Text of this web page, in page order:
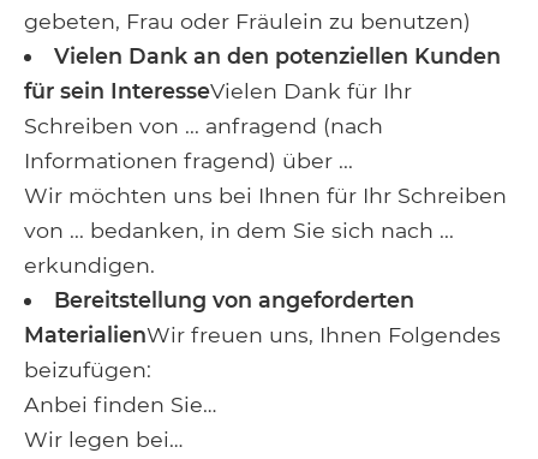
gebeten, Frau oder Fräulein zu benutzen)
Vielen Dank an den potenziellen Kunden
für sein InteresseVielen Dank für Ihr
Schreiben von ... anfragend (nach
Informationen fragend) über ...
Wir möchten uns bei Ihnen für Ihr Schreiben
von ... bedanken, in dem Sie sich nach ...
erkundigen.
Bereitstellung von angeforderten
MaterialienWir freuen uns, Ihnen Folgendes
beizufügen:
Anbei finden Sie…
Wir legen bei…